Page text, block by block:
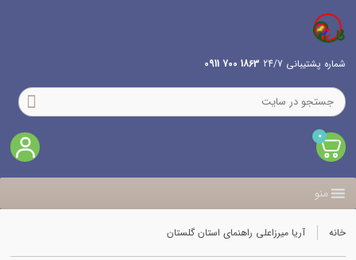
شماره پشتیبانی 24/7 1863 700 0911
0
منو
خانه آریا میرزاعلی راهنمای استان گلستان